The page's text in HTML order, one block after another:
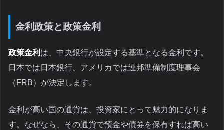
金利政策と政策金利
政策金利 は、中央銀行が設定する基準となる金利です。
日本では日本銀行、アメリカでは連邦準備制度理事会
（FRB）が決定します。
金利が高い国の通貨は、投資家にとって魅力的になりま
す。なぜなら、その通貨で預金や債券を保有すれば高い